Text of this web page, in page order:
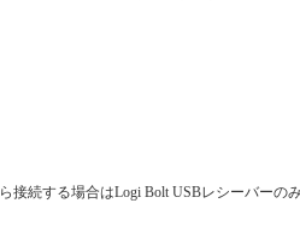
接続する場合はLogi Bolt USBレシーバーの